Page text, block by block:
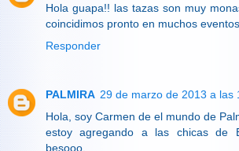
Hola guapa!! las tazas son muy
coincidimos pronto en muchos
Responder
PALMIRA 29 de marzo de 2013 a las
Hola, soy Carmen de el mundo de
estoy agregando a las chicas de
besooo.